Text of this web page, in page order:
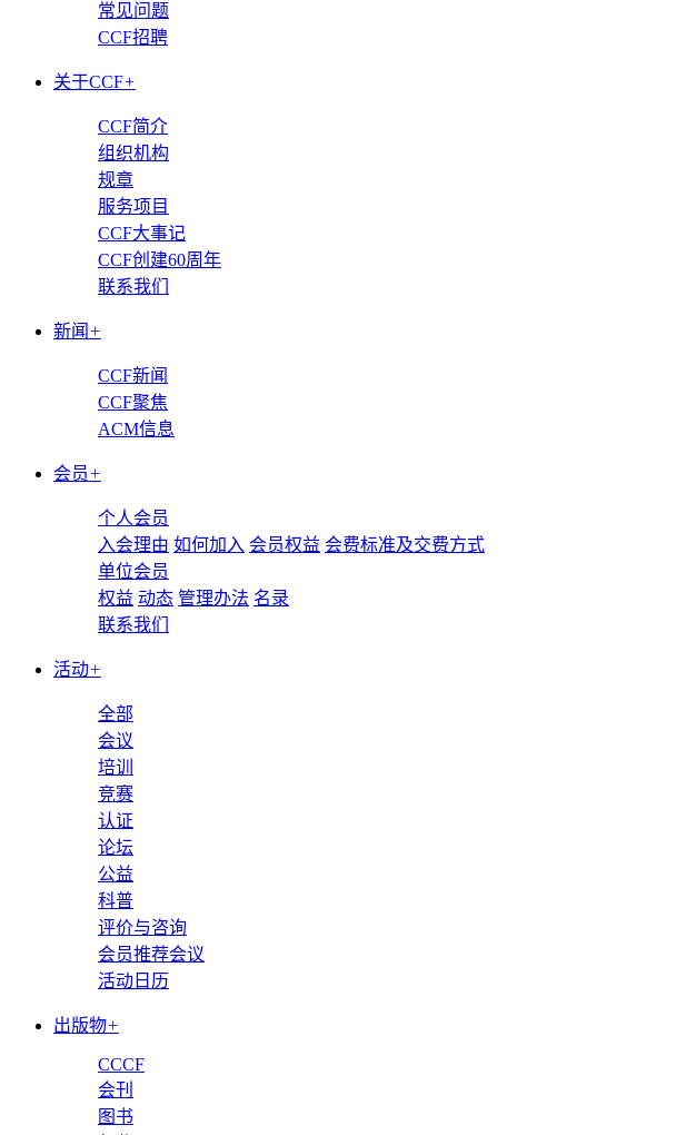
常见问题
CCF招聘
关于CCF+
CCF简介
组织机构
规章
服务项目
CCF大事记
CCF创建60周年
联系我们
新闻 +
CCF新闻
CCF聚焦
ACM信息
会员+
个人会员
入会理由 如何加入 会员权益 会费标准及交费方式
单位会员
权益 动态 管理办法 名录
联系我们
活动+
全部
会议
培训
竞赛
认证
论坛
公益
科普
评价与咨询
会员推荐会议
活动日历
出版物+
CCCF
会刊
图书